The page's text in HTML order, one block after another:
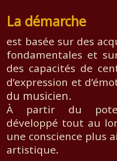
La démarche
est basée sur des
fondamentales et
des capacités de
d’expression et
du musicien.
À partir du
développé tout au
une conscience plus
artistique.